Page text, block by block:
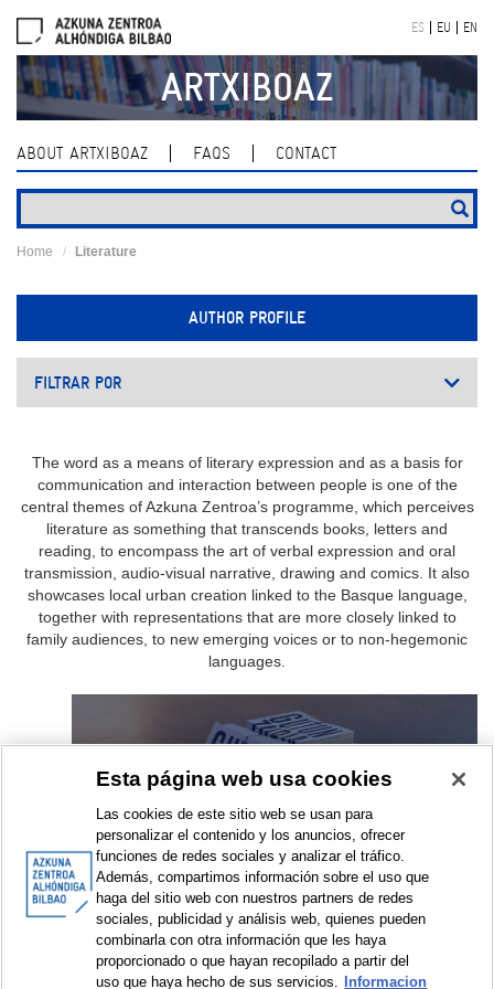
navigation
ES EU EN
ARTXIBOAZ
ABOUT ARTXIBOAZ FAQS CONTACT
Home Literature
AUTHOR PROFILE
FILTRAR POR
The word as a means of literary expression and as a basis for
communication and interaction between people is one of the
central themes of Azkuna Zentroa’s programme, which perceives
literature as something that transcends books, letters and
reading, to encompass the art of verbal expression and oral
transmission, audio-visual narrative, drawing and comics. It also
showcases local urban creation linked to the Basque language,
together with representations that are more closely linked to
family audiences, to new emerging voices or to non-hegemonic
languages.
Gutun Zuria
Literatura - Encuentros y
conversaciones
Esta página web usa cookies
Las cookies de este sitio web se usan para
personalizar el contenido y los anuncios, ofrecer
funciones de redes sociales y analizar el tráfico.
Además, compartimos información sobre el uso que
haga del sitio web con nuestros partners de redes
sociales, publicidad y análisis web, quienes pueden
combinarla con otra información que les haya
proporcionado o que hayan recopilado a partir del
uso que haya hecho de sus servicios.
Informacion